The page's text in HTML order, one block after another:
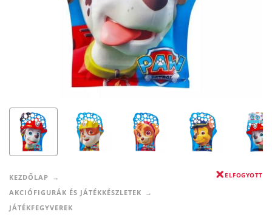
KEZDŐLAP
AKCIÓFIGURÁK ÉS JÁTÉKKÉSZLETEK
JÁTÉKFEGYVEREK
ELFOGYOTT